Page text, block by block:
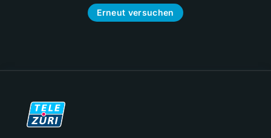
Erneut versuchen